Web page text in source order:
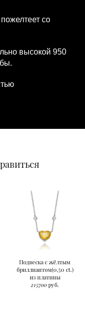
со
высокой 950
Подвеска с жёлтым
бриллиантом(0,50 ct.)
из платины
215700 руб.